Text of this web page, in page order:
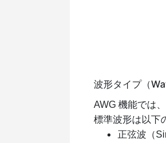
波形タイプ（
AWG 機能では
標準波形は以下
正弦波（